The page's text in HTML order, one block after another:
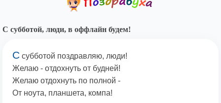
С субботой, люди, в оффлайн будем!
С субботой поздравляю, люди!
Желаю - отдохнуть от будней!
Желаю отдохнуть по полной -
От ноута, планшета, компа!